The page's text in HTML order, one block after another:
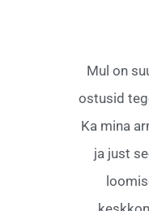
Mul on
ostusid
Ka mina
ja just